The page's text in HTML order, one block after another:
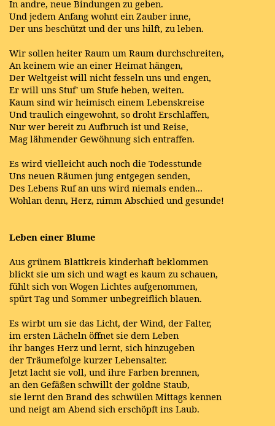
In andre, neue Bindungen zu geben.
Und jedem Anfang wohnt ein Zauber inne,
Der uns beschützt und der uns hilft, zu leben.
Wir sollen heiter Raum um Raum durchschreiten,
An keinem wie an einer Heimat hängen,
Der Weltgeist will nicht fesseln uns und engen,
Er will uns Stuf' um Stufe heben, weiten.
Kaum sind wir heimisch einem Lebenskreise
Und traulich eingewohnt, so droht Erschlaffen,
Nur wer bereit zu Aufbruch ist und Reise,
Mag lähmender Gewöhnung sich entraffen.
Es wird vielleicht auch noch die Todesstunde
Uns neuen Räumen jung entgegen senden,
Des Lebens Ruf an uns wird niemals enden...
Wohlan denn, Herz, nimm Abschied und gesunde!
Leben einer Blume
Aus grünem Blattkreis kinderhaft beklommen
blickt sie um sich und wagt es kaum zu schauen,
fühlt sich von Wogen Lichtes aufgenommen,
spürt Tag und Sommer unbegreiflich blauen.
Es wirbt um sie das Licht, der Wind, der Falter,
im ersten Lächeln öffnet sie dem Leben
ihr banges Herz und lernt, sich hinzugeben
der Träumefolge kurzer Lebensalter.
Jetzt lacht sie voll, und ihre Farben brennen,
an den Gefäßen schwillt der goldne Staub,
sie lernt den Brand des schwülen Mittags kennen
und neigt am Abend sich erschöpft ins Laub.